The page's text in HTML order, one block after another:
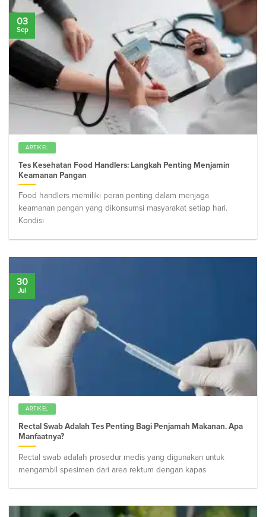
ARTIKEL
Tes Kesehatan Food Handlers: Langkah Penting Menjamin
Keamanan Pangan
Food handlers memiliki peran penting dalam menjaga
keamanan pangan yang dikonsumsi masyarakat setiap hari.
Kondisi
03
Sep
ARTIKEL
Rectal Swab Adalah Tes Penting Bagi Penjamah Makanan. Apa
Manfaatnya?
Rectal swab adalah prosedur medis yang digunakan untuk
mengambil spesimen dari area rektum dengan kapas
30
Jul